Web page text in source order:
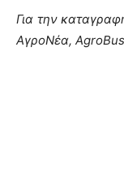
Για την
ΑγροΝέα, AgroBus